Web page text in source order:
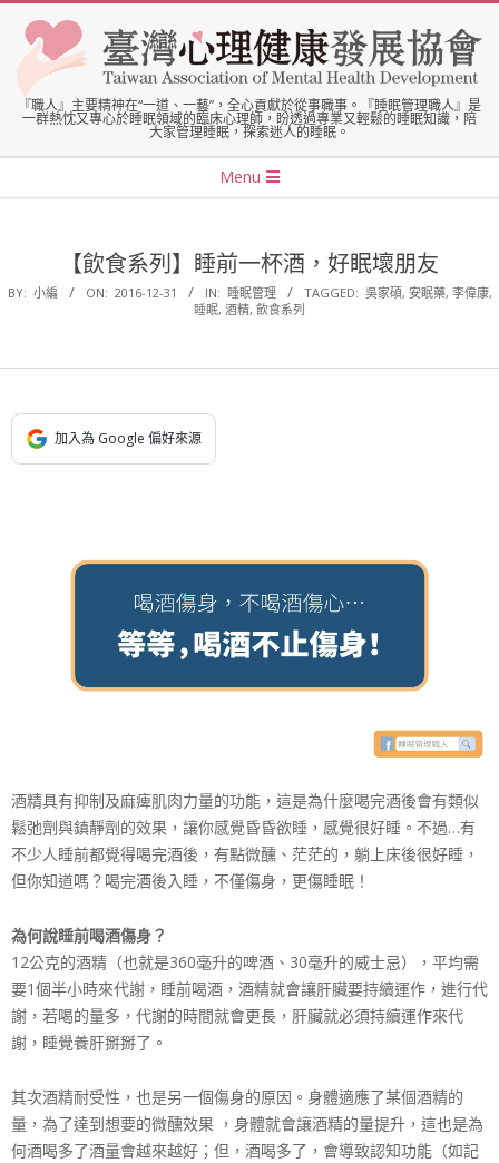
content
臺
灣
心
理
健
康
發
展
會
『職人』主要精神在“一道、一藝”，全心貢獻於從事職事。『睡眠管理職人』是
一群熱忱又專心於睡眠領域的臨床心理師，盼透過專業又輕鬆的睡眠知識，陪
大家管理睡眠，探索迷人的睡眠。
Menu
【飲食系列】睡前一杯酒，好眠壞朋友
BY: 小編 ON: 2016-12-31 IN: 睡眠管理 TAGGED: 吳家碩, 安眠藥, 李偉康,
睡眠, 酒精, 飲食系列
加入為 Google 偏好來源
酒精具有抑制及麻痺肌肉力量的功能，這是為什麼喝完酒後會有類似
鬆弛劑與鎮靜劑的效果，讓你感覺昏昏欲睡，感覺很好睡。不過…有
不少人睡前都覺得喝完酒後，有點微醺、茫茫的，躺上床後很好睡，
但你知道嗎？ 喝完酒後入睡，不僅傷身，更傷睡眠！
為何說睡前喝酒傷身？
12公克的酒精（也就是360毫升的啤酒、30毫升的威士忌），平均需
要1個半小時來代謝，睡前喝酒，酒精就會讓肝臟要持續運作，進行代
謝，若喝的量多，代謝的時間就會更長，肝臟就必須持續運作來代
謝，睡覺養肝掰掰了。
其次酒精耐受性，也是另一個傷身的原因。身體適應了某個酒精的
量，為了達到想要的微醺效果 ，身體就會讓酒精的量提升，這也是為
何酒喝多了酒量會越來越好；但，酒喝多了，會導致認知功能（如記